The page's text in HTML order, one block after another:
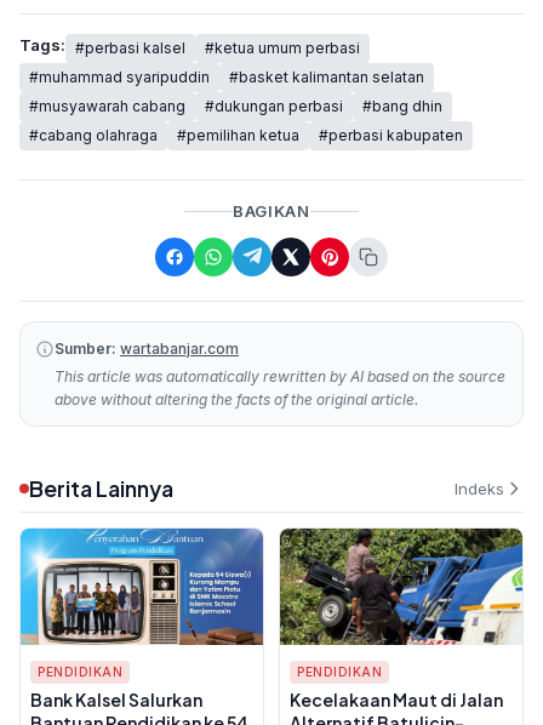
Tags: #perbasi kalsel
#ketua umum perbasi
#muhammad syaripuddin
#basket kalimantan selatan
#musyawarah cabang
#dukungan perbasi
#bang dhin
#cabang olahraga
#pemilihan ketua #perbasi kabupaten
BAGIKAN
Sumber: wartabanjar.com
This article was automatically rewritten by AI based on the source
above without altering the facts of the original article.
Berita Lainnya Indeks
PENDIDIKAN
Bank Kalsel Salurkan
PENDIDIKAN
Kecelakaan Maut di Jalan